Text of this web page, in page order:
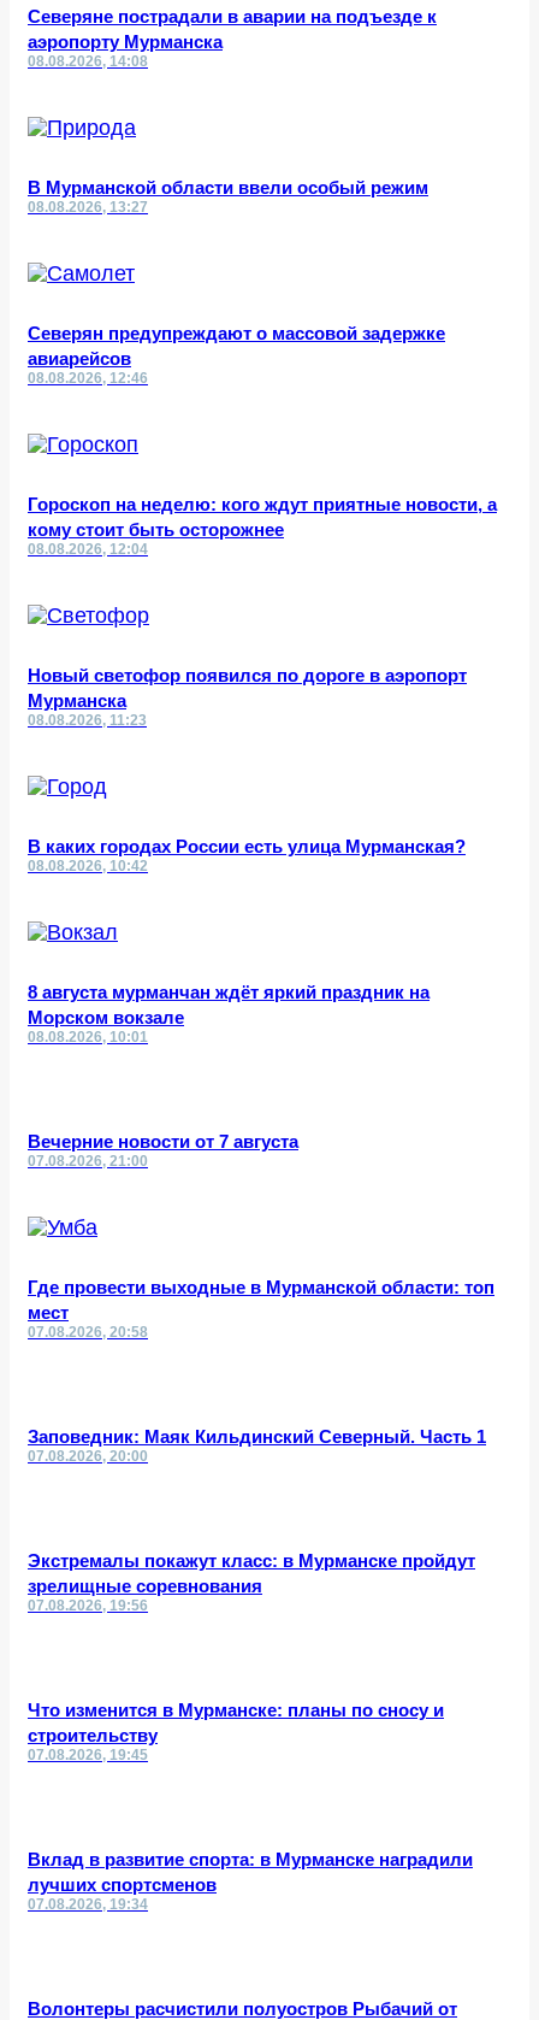
Северяне пострадали в аварии на подъезде к
аэропорту Мурманска
08.08.2026, 14:08
В Мурманской области ввели особый режим
08.08.2026, 13:27
Северян предупреждают о массовой задержке
авиарейсов
08.08.2026, 12:46
Гороскоп на неделю: кого ждут приятные новости, а
кому стоит быть осторожнее
08.08.2026, 12:04
Новый светофор появился по дороге в аэропорт
Мурманска
08.08.2026, 11:23
В каких городах России есть улица Мурманская?
08.08.2026, 10:42
8 августа мурманчан ждёт яркий праздник на
Морском вокзале
08.08.2026, 10:01
Вечерние новости от 7 августа
07.08.2026, 21:00
Где провести выходные в Мурманской области: топ
мест
07.08.2026, 20:58
Заповедник: Маяк Кильдинский Северный. Часть 1
07.08.2026, 20:00
Экстремалы покажут класс: в Мурманске пройдут
зрелищные соревнования
07.08.2026, 19:56
Что изменится в Мурманске: планы по сносу и
строительству
07.08.2026, 19:45
Вклад в развитие спорта: в Мурманске наградили
лучших спортсменов
07.08.2026, 19:34
Волонтеры расчистили полуостров Рыбачий от